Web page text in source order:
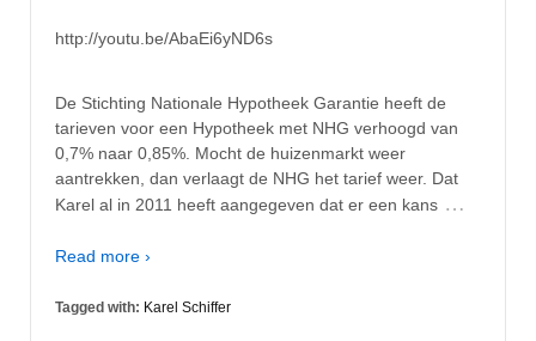
http://youtu.be/AbaEi6yND6s
De Stichting Nationale Hypotheek Garantie heeft de
tarieven voor een Hypotheek met NHG verhoogd van
0,7% naar 0,85%. Mocht de huizenmarkt weer
aantrekken, dan verlaagt de NHG het tarief weer. Dat
Karel al in 2011 heeft aangegeven dat er een kans …
Read more ›
Tagged with: Karel Schiffer